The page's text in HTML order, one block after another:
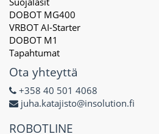
DOBOT MG400
VRBOT AI-Starter
DOBOT M1
Tapahtumat
Ota yhteyttä
+358 40 501 4068
juha.katajisto@insolution.fi
ROBOTLINE